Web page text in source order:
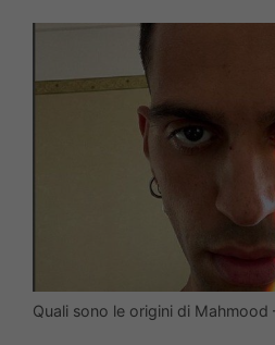
Quali sono le origini di Mahmood